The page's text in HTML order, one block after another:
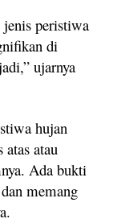
jenis peristiwa
di
ujarnya
hujan
atas atau
Ada bukti
memang